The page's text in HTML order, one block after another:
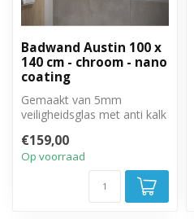
Badwand Austin 100 x
140 cm - chroom - nano
coating
Gemaakt van 5mm
veiligheidsglas met anti kalk
te draai...
€159,00
Op voorraad